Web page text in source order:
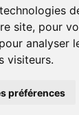
site, pour
analyser
visiteurs.
préférences